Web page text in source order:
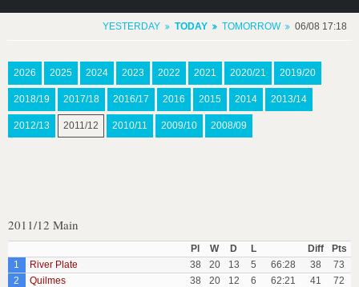
YESTERDAY TODAY TOMORROW 06/08 17:18
2026 2025 2024 2023 2022 2021 2020/21 2019/20
2018/19 2017/18 2016/17 2016 2015 2014 2013/14
2012/13 2011/12 2010/11 2009/10 2008/09
2011/12 Main
Pl W D L Diff
Pts
1
River Plate 38 20 13 5 66:28 38
73
2
Quilmes 38 20 12 6 62:21 41
72